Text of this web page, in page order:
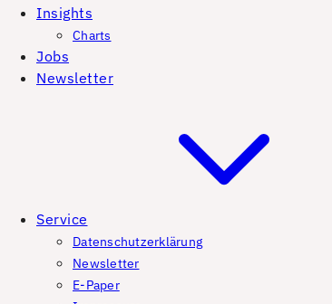
Insights
Charts
Jobs
Newsletter
Service
Datenschutzerklärung
Newsletter
E-Paper